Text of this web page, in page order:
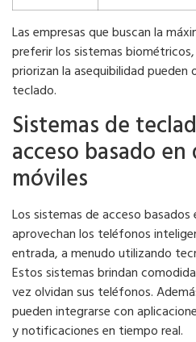
Las empresas que buscan la
preferir los sistemas
priorizan la asequibilidad
teclado.
Sistemas de
acceso basado
móviles
Los sistemas de acceso
aprovechan los teléfonos
entrada, a menudo utilizando
Estos sistemas brindan
vez olvidan sus teléfonos.
pueden integrarse con
y notificaciones en tiempo real.